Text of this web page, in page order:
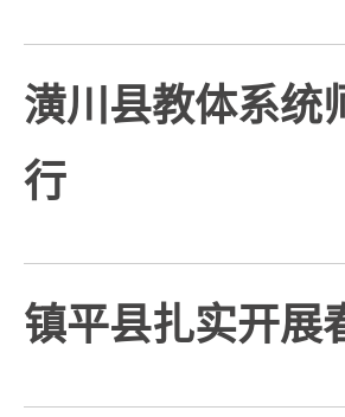
潢川县教体系统
行
镇平县扎实开展